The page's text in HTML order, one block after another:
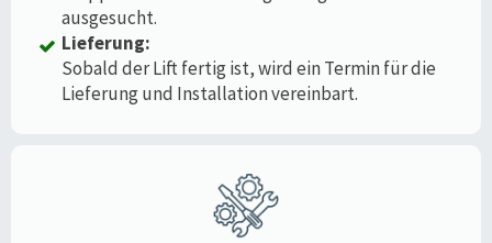
ausgesucht.
Lieferung:
Sobald der Lift fertig ist, wird ein Termin für die
Lieferung und Installation vereinbart.